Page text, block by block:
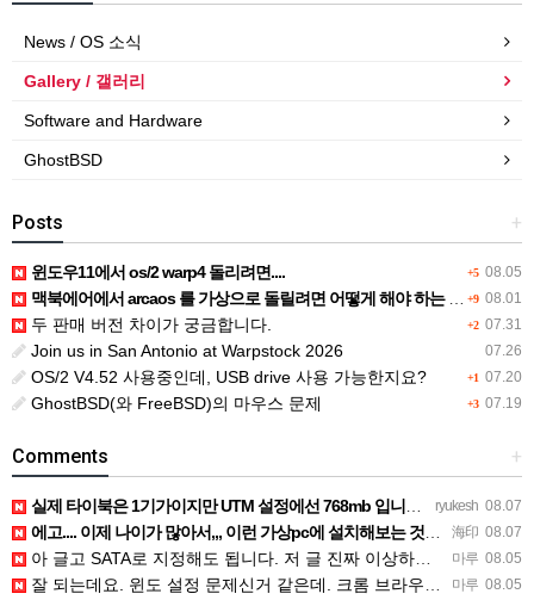
News / OS 소식
Gallery / 갤러리
Software and Hardware
GhostBSD
+
Posts
+5 08.05
윈도우11에서 os/2 warp4 돌리려면....
+9 08.01
맥북에어에서 arcaos 를 가상으로 돌릴려면 어떻게 해야 하는 지요?
+2 07.31
두 판매 버전 차이가 궁금합니다.
07.26
Join us in San Antonio at Warpstock 2026
+1 07.20
OS/2 V4.52 사용중인데, USB drive 사용 가능한지요?
+3 07.19
GhostBSD(와 FreeBSD)의 마우스 문제
+
Comments
ryukesh 08.07
실제 타이북은 1기가이지만 UTM 설정에선 768mb 입니다. 1기가나 그 보다 넘게 설정하면 UTM 에뮬레…
海印 08.07
에고.... 이제 나이가 많아서,,, 이런 가상pc에 설치해보는 것도 귀찮군요.. ㅎㅎ 날씨도 덥고.....…
마루 08.05
아 글고 SATA로 지정해도 됩니다. 저 글 진짜 이상하네요. 옛날꺼 퍼와서 그런거 같은데요.
마루 08.05
잘 되는데요. 윈도 설정 문제신거 같은데. 크롬 브라우저나 파폭으로 해 보세요